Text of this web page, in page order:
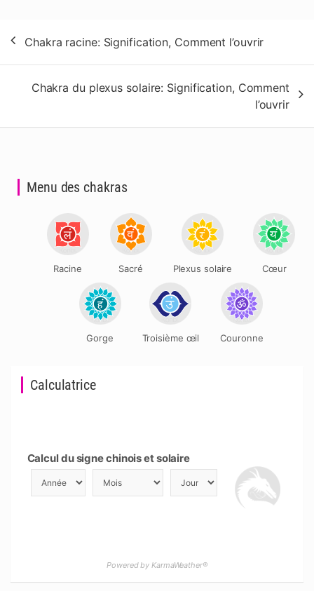
de
l’article
Chakra racine: Signification, Comment l’ouvrir
Chakra du plexus solaire: Signification, Comment
l’ouvrir
Calculatrice
Calcul du signe chinois et solaire
Powered by KarmaWeather®
Menu des chakras
Racine Sacré Plexus solaire Cœur
Gorge Troisième œil Couronne